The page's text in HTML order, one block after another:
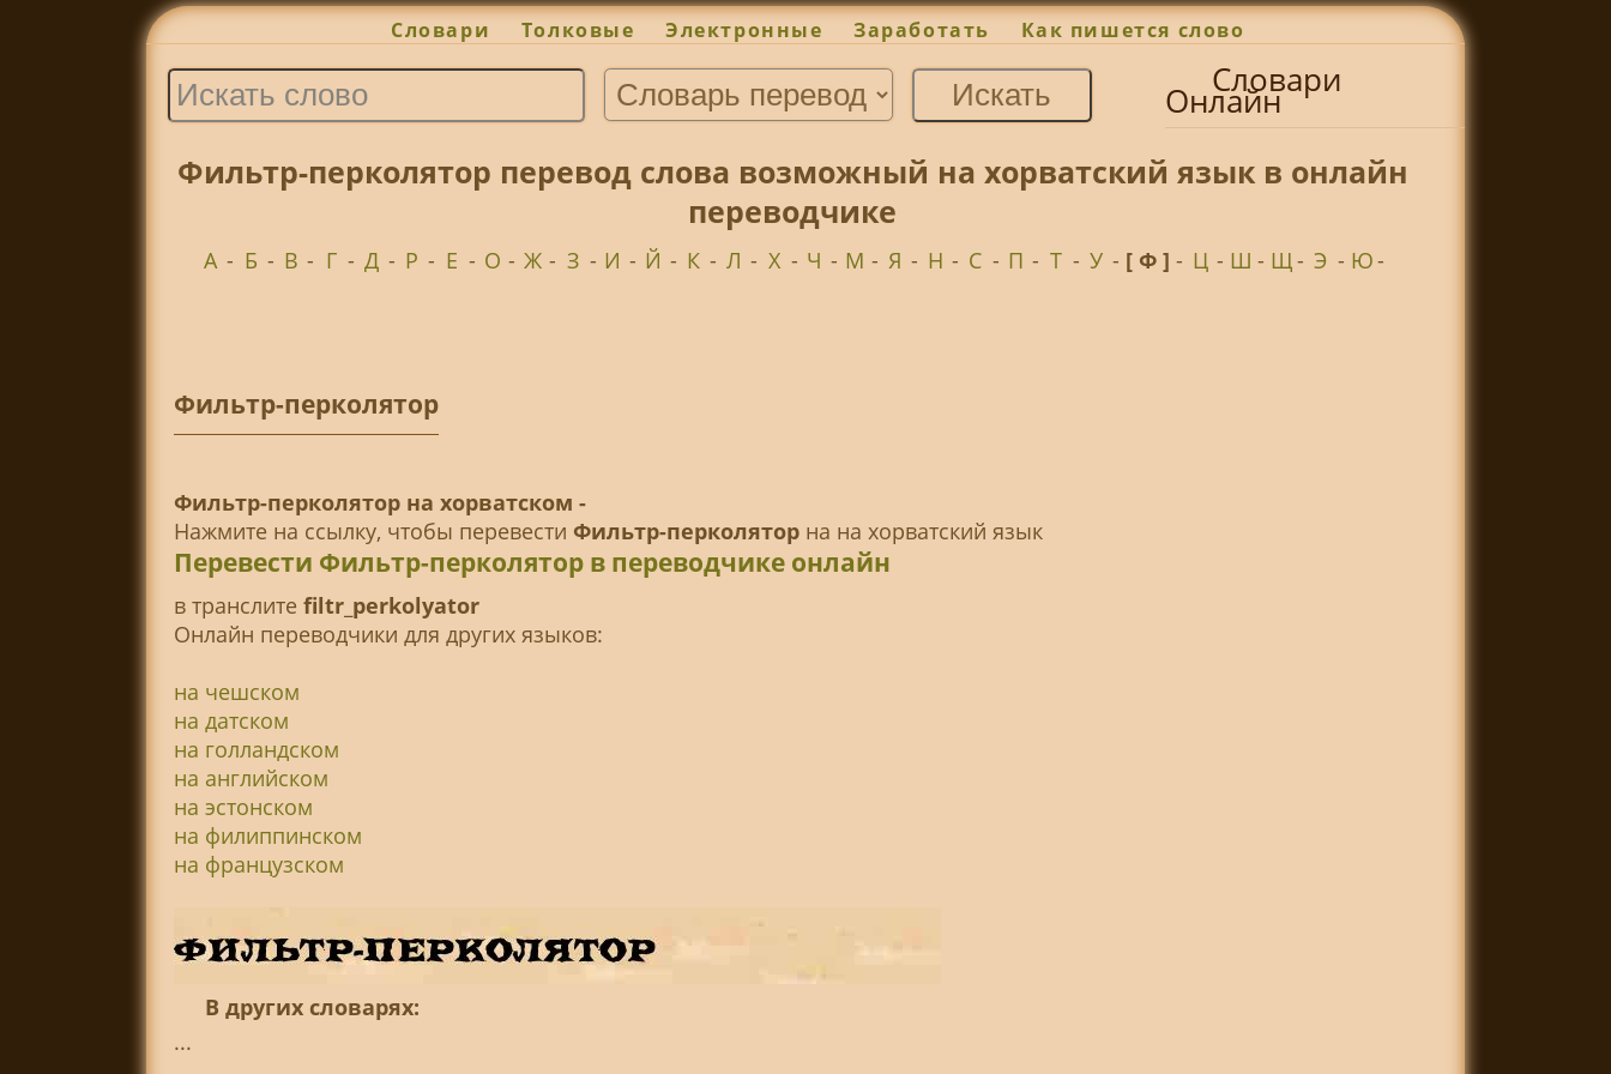
Словари Толковые Электронные Заработать Как пишется слово
Словари
Онлайн
Фильтр-перколятор перевод слова возможный на хорватский язык в онлайн
переводчике
А - Б - В - Г - Д - Р - Е - О - Ж - З - И - Й - К - Л - Х - Ч - М - Я - Н - С - П - Т - У - [ Ф ]- Ц - Ш - Щ- Э - Ю-
Фильтр-перколятор
Фильтр-перколятор на хорватском -
Нажмите на ссылку, чтобы перевести Фильтр-перколяторна на хорватский язык
Перевести Фильтр-перколятор в переводчике онлайн
в транслитe filtr_perkolyator
Онлайн переводчики для других языков:
на чешском
на датском
на голландском
на английском
на эстонском
на филиппинском
на французском
В других словарях:
...